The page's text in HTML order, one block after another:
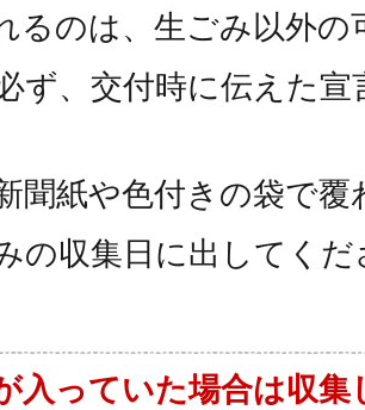
るのは、生ごみ以外の
ず、交付時に伝えた
聞紙や色付きの袋で
の収集日に出してくだ
入っていた場合は収集